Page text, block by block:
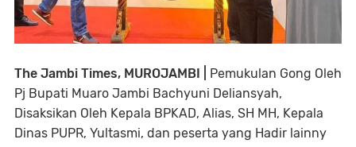
The Jambi Times, MUROJAMBI | Pemukulan Gong Oleh
Pj Bupati Muaro Jambi Bachyuni Deliansyah,
Disaksikan Oleh Kepala BPKAD, Alias, SH MH, Kepala
Dinas PUPR, Yultasmi, dan peserta yang Hadir lainny